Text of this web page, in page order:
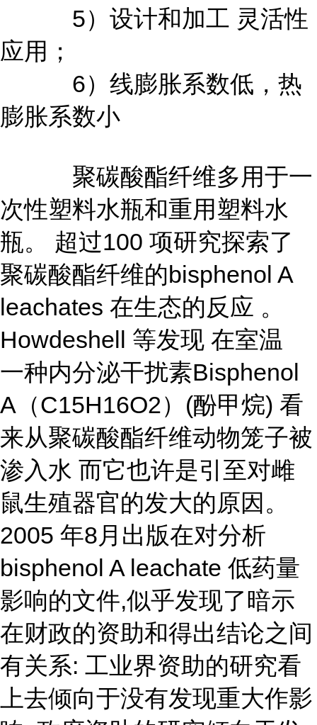
5）设计和加工 灵活性
应用；
6）线膨胀系数低，热
膨胀系数小
聚碳酸酯纤维多用于一
次性塑料水瓶和重用塑料水
瓶。 超过100 项研究探索了
聚碳酸酯纤维的bisphenol A
leachates 在生态的反应 。
Howdeshell 等发现 在室温
一种内分泌干扰素Bisphenol
A（C15H16O2）(酚甲烷) 看
来从聚碳酸酯纤维动物笼子被
渗入水 而它也许是引至对雌
鼠生殖器官的发大的原因。
2005 年8月出版在对分析
bisphenol A leachate 低药量
影响的文件,似乎发现了暗示
在财政的资助和得出结论之间
有关系: 工业界资助的研究看
上去倾向于没有发现重大作影